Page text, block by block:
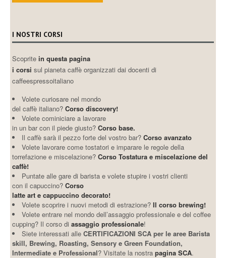
I NOSTRI CORSI
Scopritein questa pagina
i corsi sul pianeta caffè organizzati dai docenti di
caffeespressoitaliano
Volete curiosare nel mondo
del caffè italiano? Corso discovery!
Volete cominiciare a lavorare
in un bar con il piede giusto? Corso base.
Il caffè sarà il pezzo forte del vostro bar?Corso avanzato
Volete lavorare come tostatori e imparare le regole della
torrefazione e miscelazione?Corso Tostatura e miscelazione del
caffè!
Puntate alle gare di barista e volete stupire i vostri clienti
con il capuccino?Corso
latte art e cappuccino decorato!
Volete scoprire i nuovi metodi di estrazione?Il corso brewing!
Volete entrare nel mondo dell’assaggio professionale e del coffee
cupping? Il corso diassaggio professionale!
Siete interessati alleCERTIFICAZIONI SCA per le aree Barista
skill, Brewing, Roasting, Sensory e Green Foundation,
Intermediate e Professional? Visitate la nostrapagina SCA.